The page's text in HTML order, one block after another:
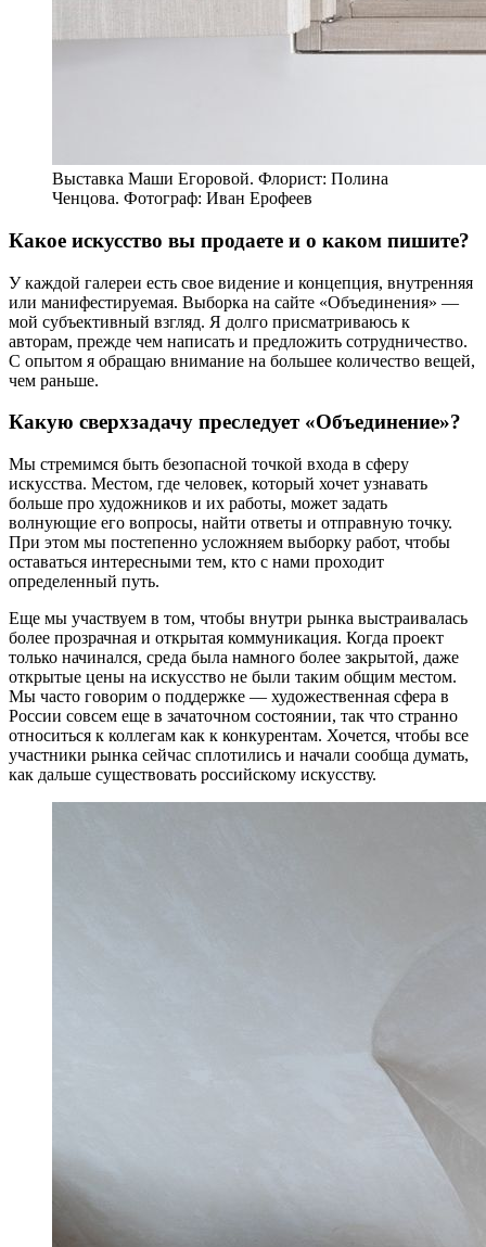
Выставка Маши Егоровой. Флорист: Полина
Ченцова. Фотограф: Иван Ерофеев
Какое искусство вы продаете и о каком пишите?
У каждой галереи есть свое видение и концепция, внутренняя
или манифестируемая. Выборка на сайте «Объединения» —
мой субъективный взгляд. Я долго присматриваюсь к
авторам, прежде чем написать и предложить сотрудничество.
С опытом я обращаю внимание на большее количество вещей,
чем раньше.
Какую сверхзадачу преследует «Объединение»?
Мы стремимся быть безопасной точкой входа в сферу
искусства. Местом, где человек, который хочет узнавать
больше про художников и их работы, может задать
волнующие его вопросы, найти ответы и отправную точку.
При этом мы постепенно усложняем выборку работ, чтобы
оставаться интересными тем, кто с нами проходит
определенный путь.
Еще мы участвуем в том, чтобы внутри рынка выстраивалась
более прозрачная и открытая коммуникация. Когда проект
только начинался, среда была намного более закрытой, даже
открытые цены на искусство не были таким общим местом.
Мы часто говорим о поддержке — художественная сфера в
России совсем еще в зачаточном состоянии, так что странно
относиться к коллегам как к конкурентам. Хочется, чтобы все
участники рынка сейчас сплотились и начали сообща думать,
как дальше существовать российскому искусству.